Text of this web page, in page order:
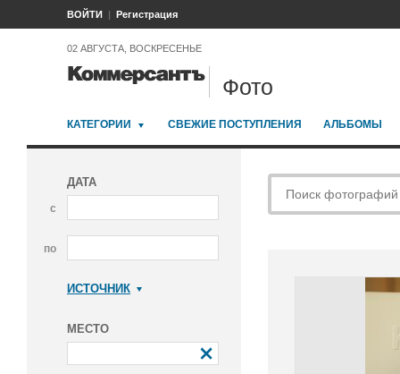
ВОЙТИ Регистрация
02 АВГУСТА, ВОСКРЕСЕНЬЕ
Фото
КАТЕГОРИИ СВЕЖИЕ ПОСТУПЛЕНИЯ АЛЬБОМЫ
ДАТА
с
по
ИСТОЧНИК
МЕСТО